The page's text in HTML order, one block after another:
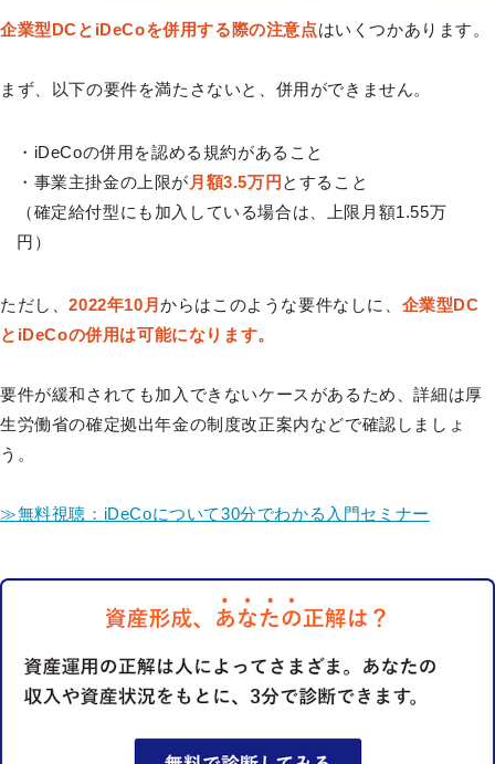
企業型DCとiDeCoを併用する際の注意点はいくつかあります。
まず、以下の要件を満たさないと、併用ができません。
・iDeCoの併用を認める規約があること
・事業主掛金の上限が 月額3.5万円 とすること
（確定給付型にも加入している場合は、上限月額1.55万
円）
ただし、2022年10月からはこのような要件なしに、 企業型DC
とiDeCoの併用は可能になります。
要件が緩和されても加入できないケースがあるため、詳細は厚
生労働省の確定拠出年金の制度改正案内などで確認しましょ
う。
≫無料視聴：iDeCoについて30分でわかる入門セミナー